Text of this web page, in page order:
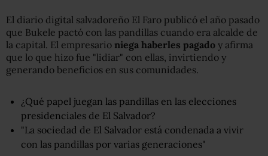
El diario digital salvadoreño El Faro publicó el año pasado
que Bukele pactó con las pandillas cuando era alcalde de
la capital. El empresario niega haberles pagado y afirma
que lo que hizo fue "lidiar" con ellas, invirtiendo y
generando beneficios en sus comunidades.
¿Qué papel juegan las pandillas en las elecciones
presidenciales de El Salvador?
"La sociedad de El Salvador está condenada a vivir
con las pandillas por varias generaciones"